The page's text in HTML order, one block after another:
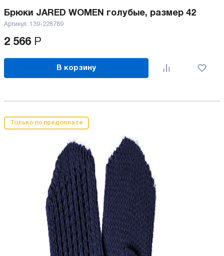
Брюки JARED WOMEN голубые, размер 42
Артикул: 139-228789
2 566 Р
В корзину
Только по предоплате